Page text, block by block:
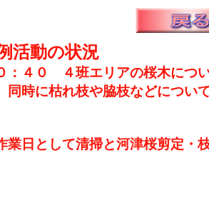
活動の状況
４０ ４班エリアの桜木につい
時に枯れ枝や脇枝などについ
日として清掃と河津桜剪定